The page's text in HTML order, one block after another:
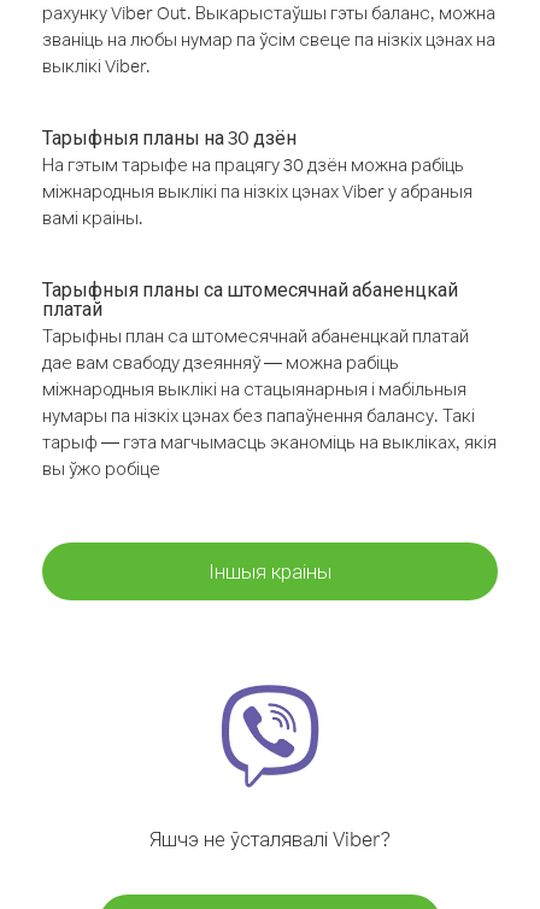
рахунку Viber Out. Выкарыстаўшы гэты баланс, можна
званіць на любы нумар па ўсім свеце па нізкіх цэнах на
выклікі Viber.
Тарыфныя планы на 30 дзён
На гэтым тарыфе на працягу 30 дзён можна рабіць
міжнародныя выклікі па нізкіх цэнах Viber у абраныя
вамі краіны.
Тарыфныя планы са штомесячнай абаненцкай
платай
Тарыфны план са штомесячнай абаненцкай платай
дае вам свабоду дзеянняў — можна рабіць
міжнародныя выклікі на стацыянарныя і мабільныя
нумары па нізкіх цэнах без папаўнення балансу. Такі
тарыф — гэта магчымасць эканоміць на выкліках, якія
вы ўжо робіце
Іншыя краіны
Яшчэ не ўсталявалі Viber?